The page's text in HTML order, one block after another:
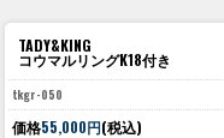
TADY&KING
コウマルリングK18付き
tkgr-050
価格55,000円(税込)